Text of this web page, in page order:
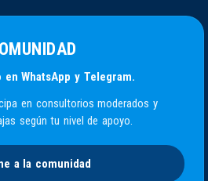
en WhatsApp y Telegram.
en consultorios moderados y
según tu nivel de apoyo.
a la comunidad